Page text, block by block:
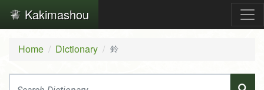
Kakimashou
Home Dictionary 鈴